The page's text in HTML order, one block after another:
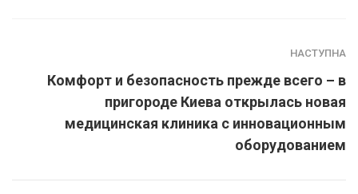
НАСТУПНА
Комфорт и безопасность прежде всего – в
пригороде Киева открылась новая
медицинская клиника с инновационным
оборудованием